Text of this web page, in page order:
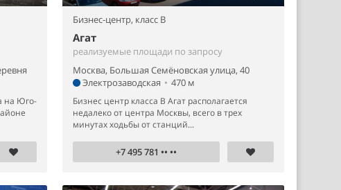
на Юго-
Бизнес-центр, класс B
Агат
реализуемые площади по запросу
Москва, Большая Семёновская улица, 40
Электрозаводская • 470 м
Бизнес центр класса В Агат располагается
недалеко от центра Москвы, всего в трех
минутах ходьбы от станций...
+7 495 781 •• ••